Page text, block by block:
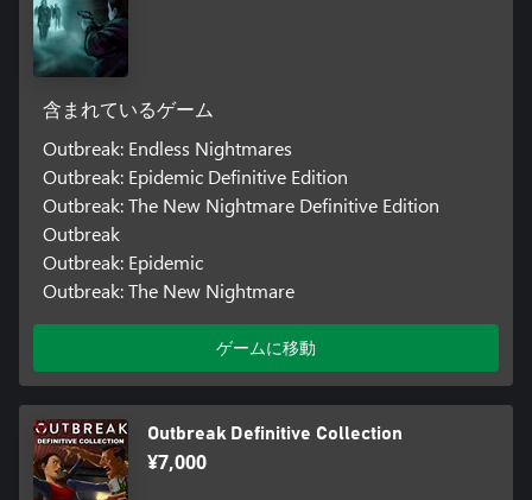
含まれているゲーム
Outbreak: Endless Nightmares
Outbreak: Epidemic Definitive Edition
Outbreak: The New Nightmare Definitive Edition
Outbreak
Outbreak: Epidemic
Outbreak: The New Nightmare
ゲームに移動
Outbreak Definitive Collection
¥7,000